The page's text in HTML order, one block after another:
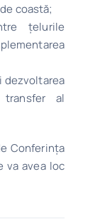
coastă;
țelurile
dezvoltarea
al
Conferința
va avea loc